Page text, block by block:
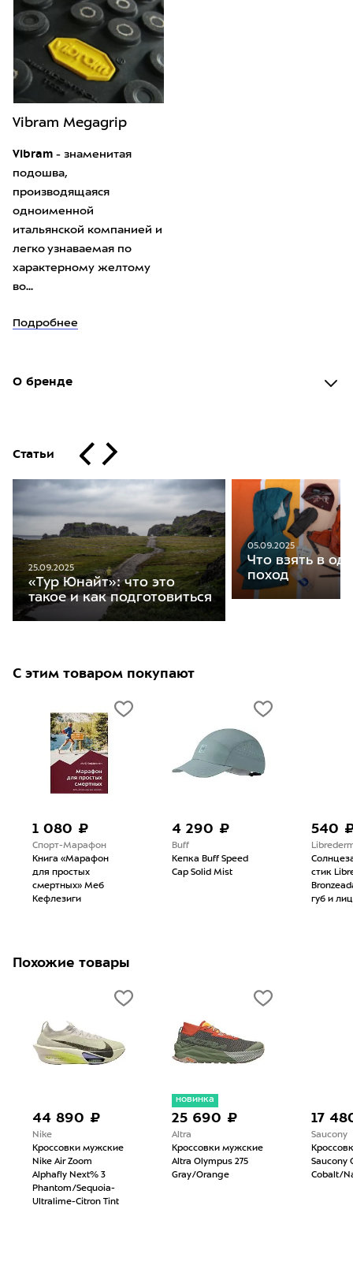
Vibram Megagrip
Vibram - знаменитая
подошва,
производящаяся
одноименной
итальянской компанией и
легко узнаваемая по
характерному желтому
во...
Подробнее
О бренде
Статьи
25.09.2025
«Тур Юнайт»: что это
такое и как подготовиться
05.09.2025
Что взять в
поход
С этим товаром покупают
1 080 ₽
Спорт-Марафон
Книга «Марафон
для простых
смертных» Меб
Кефлезиги
4 290 ₽
Buff
Кепка Buff Speed
Cap Solid Mist
540
стик
губ и
Похожие товары
44 890 ₽
Nike
Кроссовки мужские
Nike Air Zoom
Alphafly Next% 3
Phantom/Sequoia-
Ultralime-Citron Tint
новинка
25 690 ₽
Altra
Кроссовки мужские
Altra Olympus 275
Gray/Orange
17
Saucony
Saucony
Cobalt/